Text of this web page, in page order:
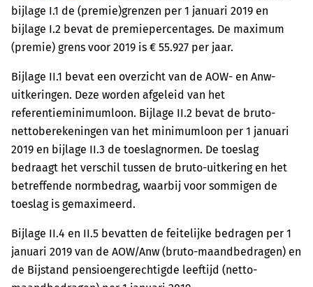
bijlage I.1 de (premie)grenzen per 1 januari 2019 en
bijlage I.2 bevat de premiepercentages. De maximum
(premie) grens voor 2019 is € 55.927 per jaar.
Bijlage II.1 bevat een overzicht van de AOW- en Anw-
uitkeringen. Deze worden afgeleid van het
referentieminimumloon. Bijlage II.2 bevat de bruto-
nettoberekeningen van het minimumloon per 1 januari
2019 en bijlage II.3 de toeslagnormen. De toeslag
bedraagt het verschil tussen de bruto-uitkering en het
betreffende normbedrag, waarbij voor sommigen de
toeslag is gemaximeerd.
Bijlage II.4 en II.5 bevatten de feitelijke bedragen per 1
januari 2019 van de AOW/Anw (bruto-maandbedragen) en
de Bijstand pensioengerechtigde leeftijd (netto-